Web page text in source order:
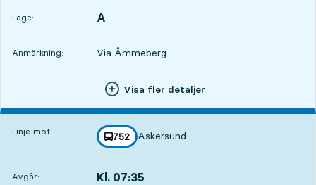
Läge:
LÄGE, A
,
Anmärkning: Via Åmmeberg
Visa fler detaljer
Linje mot: linje
752
mot
Askersund
,
Avgår: Kl. 07:35